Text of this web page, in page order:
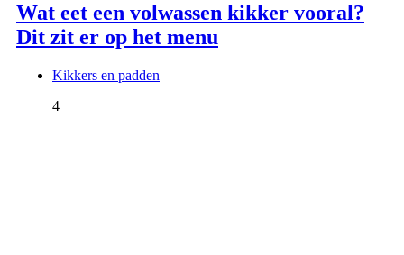
Wat eet een volwassen kikker vooral?
Dit zit er op het menu
Kikkers en padden
4